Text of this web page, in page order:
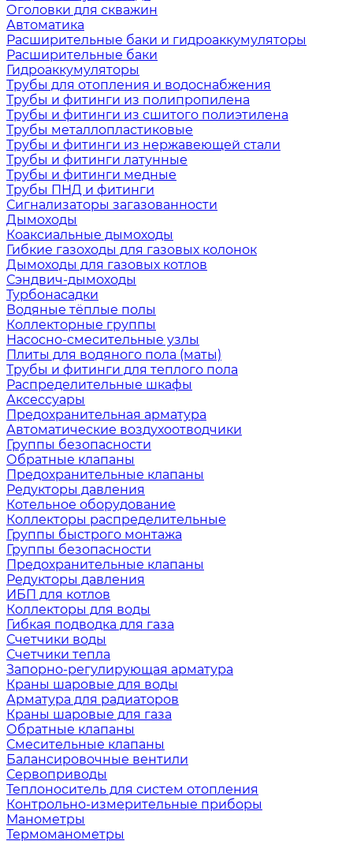
Оголовки для скважин
Автоматика
Расширительные баки и гидроаккумуляторы
Расширительные баки
Гидроаккумуляторы
Трубы для отопления и водоснабжения
Трубы и фитинги из полипропилена
Трубы и фитинги из сшитого полиэтилена
Трубы металлопластиковые
Трубы и фитинги из нержавеющей стали
Трубы и фитинги латунные
Трубы и фитинги медные
Трубы ПНД и фитинги
Сигнализаторы загазованности
Дымоходы
Коаксиальные дымоходы
Гибкие газоходы для газовых колонок
Дымоходы для газовых котлов
Сэндвич-дымоходы
Турбонасадки
Водяные тёплые полы
Коллекторные группы
Насосно-смесительные узлы
Плиты для водяного пола (маты)
Трубы и фитинги для теплого пола
Распределительные шкафы
Аксессуары
Предохранительная арматура
Автоматические воздухоотводчики
Группы безопасности
Обратные клапаны
Предохранительные клапаны
Редукторы давления
Котельное оборудование
Коллекторы распределительные
Группы быстрого монтажа
Группы безопасности
Предохранительные клапаны
Редукторы давления
ИБП для котлов
Коллекторы для воды
Гибкая подводка для газа
Счетчики воды
Счетчики тепла
Запорно-регулирующая арматура
Краны шаровые для воды
Арматура для радиаторов
Краны шаровые для газа
Обратные клапаны
Смесительные клапаны
Балансировочные вентили
Сервоприводы
Теплоноситель для систем отопления
Контрольно-измерительные приборы
Манометры
Термоманометры